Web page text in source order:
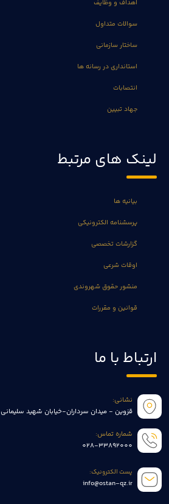
اهداف و وظایف
سوالات متداول
ساختار سازمانی
استانداری در رسانه ها
انتصابات
جهاد تبیین
لینک های مرتبط
بیانیه ها
پرسشنامه الکترونیکی
گزارشات تخصصی
اوقات شرعی
منشور حقوق شهروندی
قوانین و مقررات
ارتباط با ما
نشانی:
قزوین - میدان سرداران-خیابان شهید سلیمانی
شماره تماس:
028-33892000
پست الکترونیک:
info@ostan-qz.ir